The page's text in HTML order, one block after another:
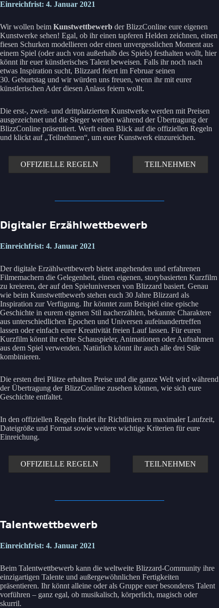
Einreichfrist: 4. Januar 2021
Wir wollen beim Kunstwettbewerb der BlizzConline eure eigenen
Kunstwerke sehen! Egal, ob ihr einen tapferen Helden zeichnen, einen
fiesen Schurken modellieren oder einen unvergesslichen Moment aus
einem Spiel (oder auch von außerhalb des Spiels) festhalten wollt, hier
könnt ihr euer künstlerisches Talent beweisen. Falls ihr noch nach
etwas Inspiration sucht, Blizzard feiert im Februar seinen
30. Geburtstag und wir würden uns freuen, wenn ihr mit eurer
künstlerischen Ader diesen Anlass feiern wollt.
Die erst-, zweit- und drittplatzierten Kunstwerke werden mit Preisen
ausgezeichnet und die Sieger werden während der Übertragung der
BlizzConline präsentiert. Werft einen Blick auf die offiziellen Regeln
und klickt auf „Teilnehmen“, um euer Kunstwerk einzureichen.
OFFIZIELLE REGELN TEILNEHMEN
Digitaler Erzählwettbewerb
Einreichfrist: 4. Januar 2021
Der digitale Erzählwettbewerb bietet angehenden und erfahrenen
Filmemachern die Gelegenheit, einen eigenen, storybasierten Kurzfilm
zu kreieren, der auf den Spieluniversen von Blizzard basiert. Genau
wie beim Kunstwettbewerb stehen euch 30 Jahre Blizzard als
Inspiration zur Verfügung. Ihr könntet zum Beispiel eine epische
Geschichte in eurem eigenen Stil nacherzählen, bekannte Charaktere
aus unterschiedlichen Epochen und Universen aufeinandertreffen
lassen oder einfach eurer Kreativität freien Lauf lassen. Für euren
Kurzfilm könnt ihr echte Schauspieler, Animationen oder Aufnahmen
aus dem Spiel verwenden. Natürlich könnt ihr auch alle drei Stile
kombinieren.
Die ersten drei Plätze erhalten Preise und die ganze Welt wird während
der Übertragung der BlizzConline zusehen können, wie sich eure
Geschichte entfaltet.
In den offiziellen Regeln findet ihr Richtlinien zu maximaler Laufzeit,
Dateigröße und Format sowie weitere wichtige Kriterien für eure
Einreichung.
OFFIZIELLE REGELN TEILNEHMEN
Talentwettbewerb
Einreichfrist: 4. Januar 2021
Beim Talentwettbewerb kann die weltweite Blizzard-Community ihre
einzigartigen Talente und außergewöhnlichen Fertigkeiten
präsentieren. Ihr könnt alleine oder als Gruppe euer besonderes Talent
vorführen – ganz egal, ob musikalisch, körperlich, magisch oder
skurril.